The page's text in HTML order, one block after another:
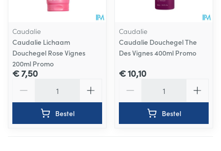
Caudalie
Caudalie Lichaam
Douchegel Rose Vignes
200ml Promo
€ 7,50
Bestel
Caudalie
Caudalie Douchegel The
Des Vignes 400ml Promo
€ 10,10
Bestel